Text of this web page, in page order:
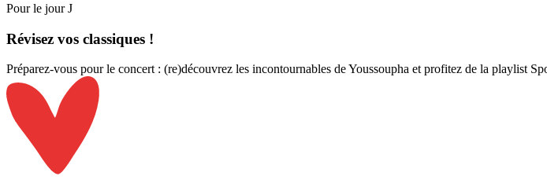
Pour le jour J
Révisez vos classiques !
Préparez-vous pour le concert : (re)découvrez les incontournables de Youssoupha et profitez de la playlist